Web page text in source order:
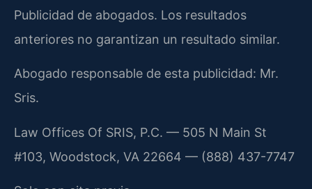
Publicidad de abogados. Los resultados
anteriores no garantizan un resultado similar.
Abogado responsable de esta publicidad: Mr.
Sris.
Law Offices Of SRIS, P.C. — 505 N Main St
#103, Woodstock, VA 22664 — (888) 437-7747